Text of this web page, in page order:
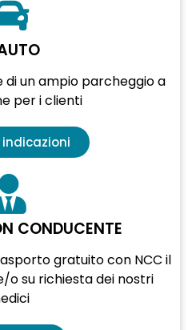
di un ampio parcheggio a
per i clienti
indicazioni
CONDUCENTE
gratuito con NCC il
o su richiesta dei nostri